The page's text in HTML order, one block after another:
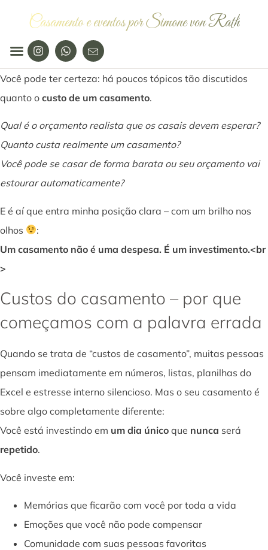
Casamento e eventos por Simone von Rath
Você pode ter certeza: há poucos tópicos tão discutidos
quanto o custo de um casamento.
Qual é o orçamento realista que os casais devem esperar?
Quanto custa realmente um casamento?
Você pode se casar de forma barata ou seu orçamento vai
estourar automaticamente?
E é aí que entra minha posição clara – com um brilho nos
olhos
:
Um casamento não é uma despesa. É um investimento.<br
>
Custos do casamento – por que
começamos com a palavra errada
Quando se trata de “custos de casamento”, muitas pessoas
pensam imediatamente em números, listas, planilhas do
Excel e estresse interno silencioso. Mas o seu casamento é
sobre algo completamente diferente:
Você está investindo em um dia único que nunca será
repetido.
Você investe em:
Memórias que ficarão com você por toda a vida
Emoções que você não pode compensar
Comunidade com suas pessoas favoritas